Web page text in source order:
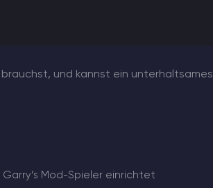
und kannst ein unterhaltsames
Mod-Spieler einrichtet